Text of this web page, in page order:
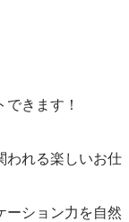
きます！
われる楽しいお仕
ーション力を自然